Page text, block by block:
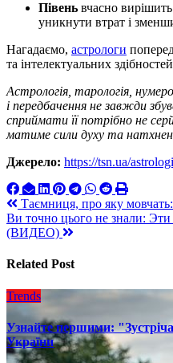
Півень вчасно
уникнути втрат і
Нагадаємо, астрологи
та інтелектуальних
Астрологія, тарологія,
і передбачення не завжди
сприймати її потрібно не
матиме сили духу та
Джерело: https://tsn.ua/
Навигация
по
Таємниця, про яку
Ви точно цього не знали:
(ВИДЕО)
Related Post
Trends
Узнайте першими:
України